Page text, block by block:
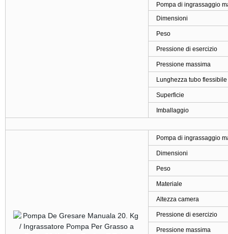
Pompa di ingrassaggio
Dimensioni
Peso
Pressione di esercizio
Pressione massima
Lunghezza tubo flessibile
Superficie
Imballaggio
Pompa di ingrassaggio
Dimensioni
Peso
Materiale
Altezza camera
Pressione di esercizio
Pressione massima